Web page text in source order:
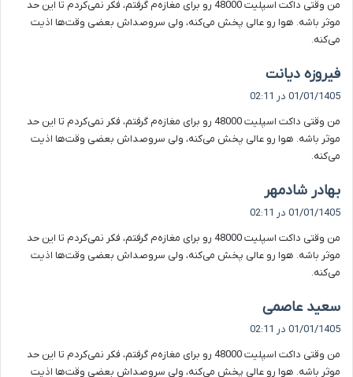
:
من وقتی داکت اسپلیت 48000 رو برای مغازه‌م گرفتم، فکر نمی‌کردم تا این حد
موثر باشه. هوا رو عالی پخش می‌کنه، ولی سروصداش بعضی وقت‌ها اذیت
می‌کنه.
فیروزه دیانت
ف
:
01/01/1405 در 02:11
من وقتی داکت اسپلیت 48000 رو برای مغازه‌م گرفتم، فکر نمی‌کردم تا این حد
موثر باشه. هوا رو عالی پخش می‌کنه، ولی سروصداش بعضی وقت‌ها اذیت
می‌کنه.
بهادر شادمهر
ف
:
01/01/1405 در 02:11
من وقتی داکت اسپلیت 48000 رو برای مغازه‌م گرفتم، فکر نمی‌کردم تا این حد
موثر باشه. هوا رو عالی پخش می‌کنه، ولی سروصداش بعضی وقت‌ها اذیت
می‌کنه.
سعید عاصمی
ف
:
01/01/1405 در 02:11
من وقتی داکت اسپلیت 48000 رو برای مغازه‌م گرفتم، فکر نمی‌کردم تا این حد
موثر باشه. هوا رو عالی پخش می‌کنه، ولی سروصداش بعضی وقت‌ها اذیت